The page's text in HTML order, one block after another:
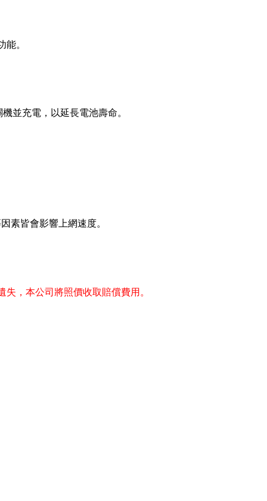
能。
並充電，以延長電池壽命。
素皆會影響上網速度。
，本公司將照價收取賠償費用。